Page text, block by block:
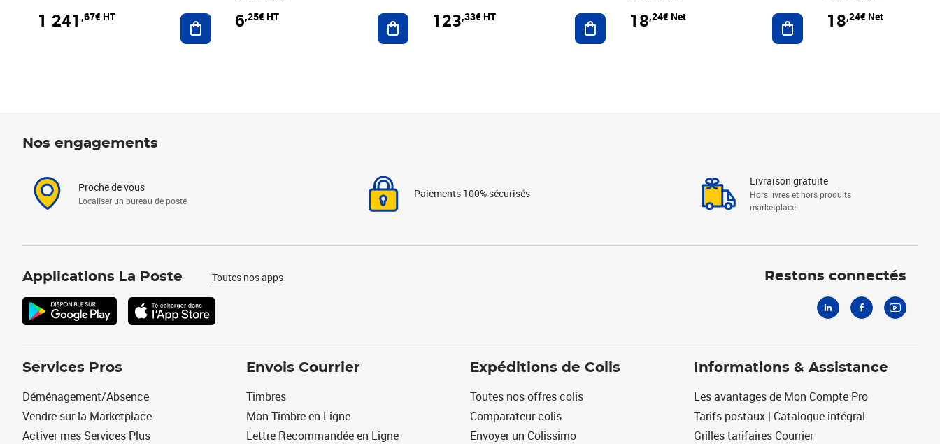
1 241 ,67€ HT Ajouter au panier
6,25€ HT Ajouter au panier
123,33€ HT Ajouter au panier
18,24€ Net Ajouter au panier
18,24€ Net
Nos engagements
Proche de vous
Localiser un bureau de poste
Paiements 100% sécurisés
Livraison gratuite
Hors livres et hors produits
marketplace
Applications La Poste Toutes nos apps Restons connectés
Services Pros
Déménagement/Absence
Vendre sur la Marketplace
Activer mes Services Plus
Envois Courrier
Timbres
Mon Timbre en Ligne
Lettre Recommandée en Ligne
Expéditions de Colis
Toutes nos offres colis
Comparateur colis
Envoyer un Colissimo
Informations & Assistance
Les avantages de Mon Compte Pro
Tarifs postaux | Catalogue intégral
Grilles tarifaires Courrier